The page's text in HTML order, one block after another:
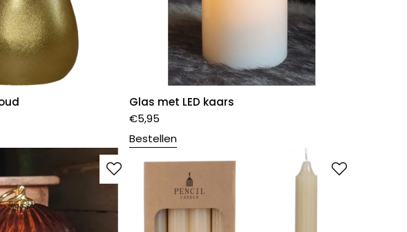
Glas met LED kaars
€5,95
Bestellen